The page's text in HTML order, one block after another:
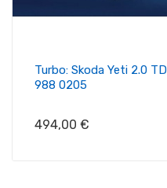
Turbo: Skoda Yeti 2.0
988 0205
Prix
494,00 €